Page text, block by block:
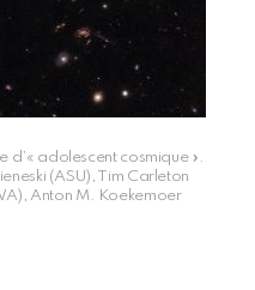
d’« adolescent cosmique ».
(ASU), Tim Carleton
Anton M. Koekemoer